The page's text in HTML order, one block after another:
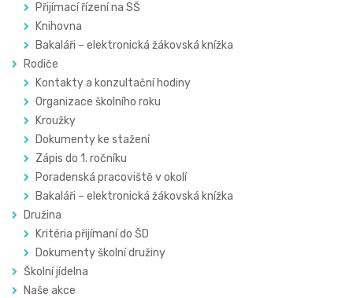
Přijímací řízení na SŠ
Knihovna
Bakaláři – elektronická žákovská knížka
Rodiče
Kontakty a konzultační hodiny
Organizace školního roku
Kroužky
Dokumenty ke stažení
Zápis do 1. ročníku
Poradenská pracoviště v okolí
Bakaláři – elektronická žákovská knížka
Družina
Kritéria přijímaní do ŠD
Dokumenty školní družiny
Školní jídelna
Naše akce